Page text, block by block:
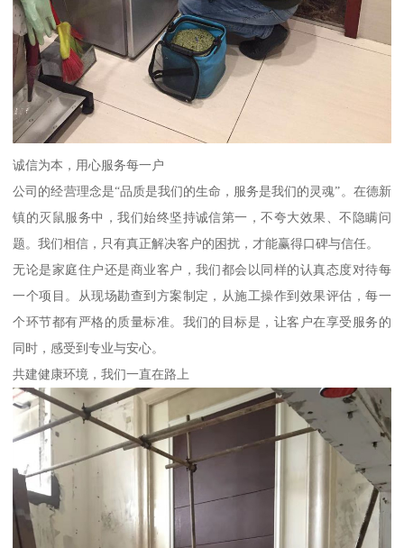
诚信为本，用心服务每一户
公司的经营理念是“品质是我们的生命，服务是我们的灵魂”。在德新
镇的灭鼠服务中，我们始终坚持诚信第一，不夸大效果、不隐瞒问
题。我们相信，只有真正解决客户的困扰，才能赢得口碑与信任。
无论是家庭住户还是商业客户，我们都会以同样的认真态度对待每
一个项目。从现场勘查到方案制定，从施工操作到效果评估，每一
个环节都有严格的质量标准。我们的目标是，让客户在享受服务的
同时，感受到专业与安心。
共建健康环境，我们一直在路上